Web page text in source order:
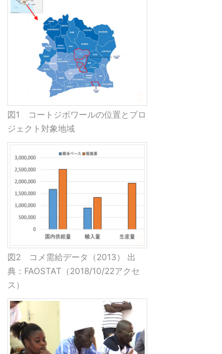
図1 コートジボワールの位置とプロ
ジェクト対象地域
図2 コメ需給データ（2013） 出
典：FAOSTAT（2018/10/22アクセ
ス）